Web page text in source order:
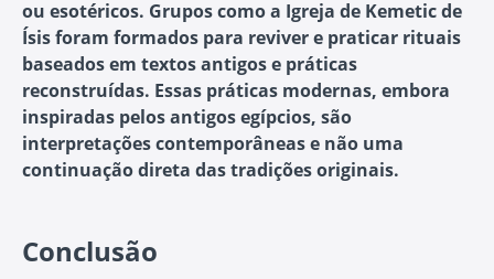
ou esotéricos. Grupos como a Igreja de Kemetic de
Ísis foram formados para reviver e praticar rituais
baseados em textos antigos e práticas
reconstruídas. Essas práticas modernas, embora
inspiradas pelos antigos egípcios, são
interpretações contemporâneas e não uma
continuação direta das tradições originais.
Conclusão